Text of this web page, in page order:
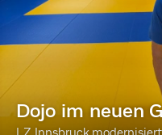
Dojo im neuen